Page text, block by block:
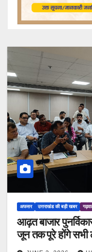
अफसर उत्तराखंड की बड़ी खबर
आढ़त बाजार
जून तक पूरे होंगे सभी